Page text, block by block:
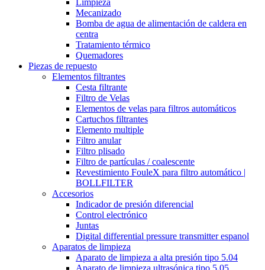
Limpieza
Mecanizado
Bomba de agua de alimentación de caldera en
centra
Tratamiento térmico
Quemadores
Piezas de repuesto
Elementos filtrantes
Cesta filtrante
Filtro de Velas
Elementos de velas para filtros automáticos
Cartuchos filtrantes
Elemento multiple
Filtro anular
Filtro plisado
Filtro de partículas / coalescente
Revestimiento FouleX para filtro automático |
BOLLFILTER
Accesorios
Indicador de presión diferencial
Control electrónico
Juntas
Digital differential pressure transmitter espanol
Aparatos de limpieza
Aparato de limpieza a alta presión tipo 5.04